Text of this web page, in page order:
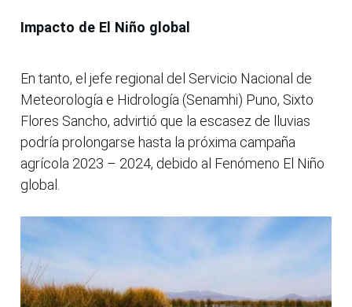
Impacto de El Niño global
En tanto, el jefe regional del Servicio Nacional de
Meteorología e Hidrología (Senamhi) Puno, Sixto
Flores Sancho, advirtió que la escasez de lluvias
podría prolongarse hasta la próxima campaña
agrícola 2023 – 2024, debido al Fenómeno El Niño
global.